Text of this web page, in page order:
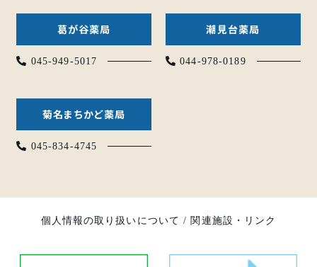
葛が谷薬局
045-949-5017
潮見台薬局
044-978-0189
菊名まちかど薬局
045-834-4745
個人情報の取り扱いについて / 関連施設・リンク